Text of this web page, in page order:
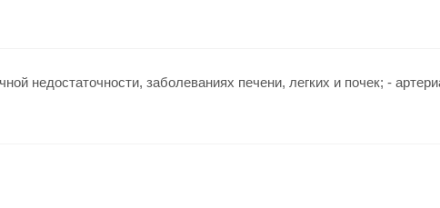
недостаточности, заболеваниях печени, легких и почек; -